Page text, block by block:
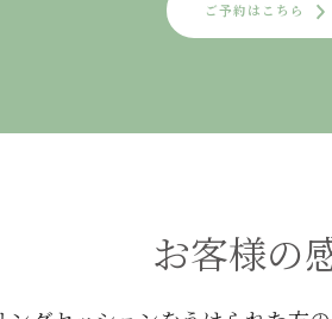
ご予約はこちら
お客様の